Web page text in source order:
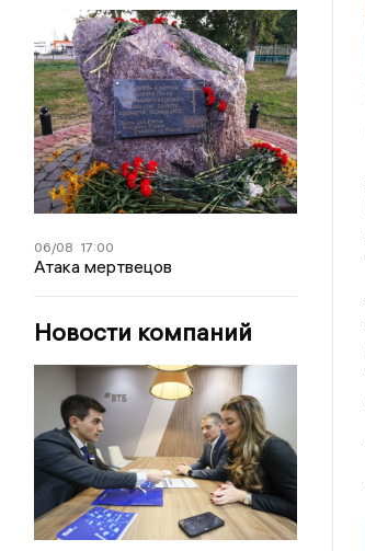
06/08 17:00
Атака мертвецов
Новости компаний